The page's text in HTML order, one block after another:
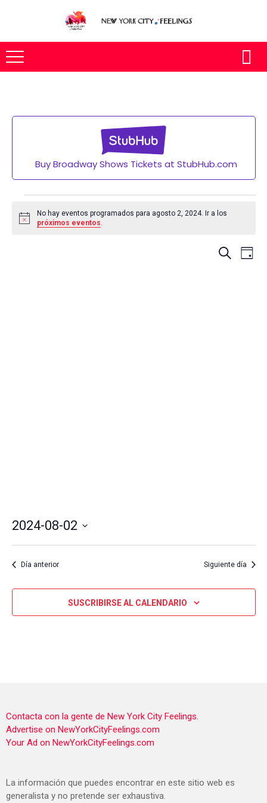
Buy Broadway Shows Tickets at StubHub.com
Eventos
en
agosto
Aviso
No hay eventos programados para agosto 2, 2024. Ir a los
próximos eventos.
BUSCAR
de
DÍA
2024-08-02
fecha.
Día anterior Siguiente día
SUSCRIBIRSE AL CALENDARIO
Contacta con la gente de New York City Feelings.
Advertise on NewYorkCityFeelings.com
Your Ad on NewYorkCityFeelings.com
La información que puedes encontrar en este sitio web es
generalista y no pretende ser exhaustiva.